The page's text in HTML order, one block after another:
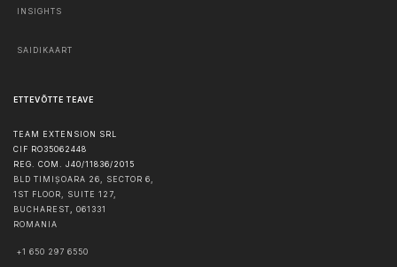
INSIGHTS
SAIDIKAART
ETTEVÕTTE TEAVE
TEAM EXTENSION SRL
CIF RO35062448
REG. COM. J40/11836/2015
BLD TIMIȘOARA 26, SECTOR 6,
1ST FLOOR, SUITE 127,
BUCHAREST, 061331
ROMANIA
+1 650 297 6550